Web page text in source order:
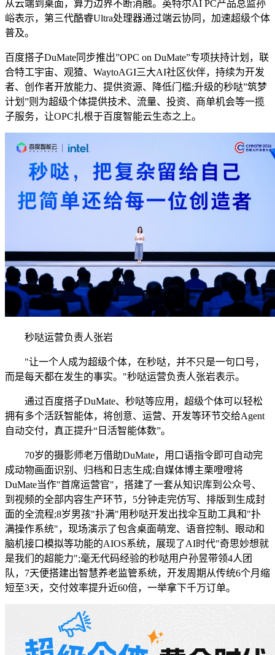
从云端到桌面，算力边界不断消融。英特尔AI PC产品总监孙
峪表示，第三代酷睿Ultra处理器通过端云协同，加速超级个体
普及。
百度搭子DuMate同步推出”OPC on DuMate”专项扶持计划，联
合特工宇宙、观猹、WaytoAGI三大AI社区伙伴，持续为开发
者、创作者开放能力、提供资源、降低门槛;升级的秒哒”筑梦
计划”则为超级个体提供技术、流量、投资、商单机会等一揽
子服务，让OPC扎根于百度智能云生态之上。
秒哒运营负责人张岩
"让一个人成为超级个体，在秒哒，并不只是一句口号，
而是每天都在发生的事实。"秒哒运营负责人张岩表示。
通过百度搭子DuMate、秒哒等应用，超级个体可以轻松
拥有多个活跃智能体，将创意、运营、开发等环节交给Agent
自动交付，真正提升“日活智能体数”。
70岁的摄影师老万借助DuMate，用口语指令即可自动完
成动物画面识别、归档和日志生成;自媒体博主栗噔噔将
DuMate当作"首席运营官"，搭建了一套从知识库到公众号、
到视频的全部内容生产环节，5分钟走完仿写、排版到生成封
面的全流程;8岁男孩"扑满"用秒哒开发出找伞互助工具和"扑
满操作系统"，现场演示了包含桌面萌宠、语音控制、眼动和
脑机接口模拟等功能的AIOS系统，展现了AI时代"奇思妙想就
是我们的超能力";毫无代码经验的秒哒用户孙昱带领4人团
队，7天便搭建出智慧养老监管系统，开发周期从传统6个月缩
短至3天，交付效率提升近60倍，一举拿下千万订单。